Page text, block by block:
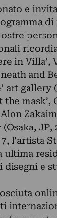
e
in
and
art
mask’,
Alon
JP,
l’artista
ultima
disegni e